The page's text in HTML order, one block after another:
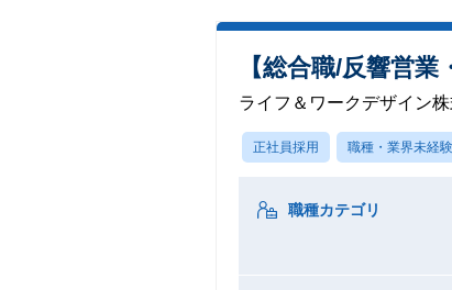
【総合職/反響営
ライフ＆ワークデザイン
正社員採用 職種・業界未経
職種カテゴリ